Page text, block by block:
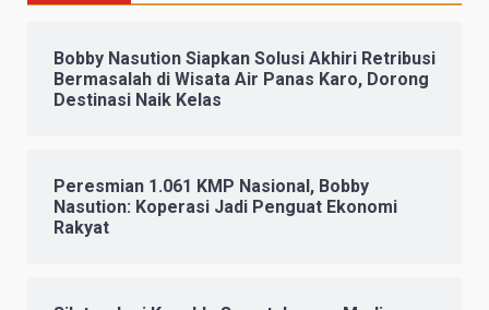
Bobby Nasution Siapkan Solusi Akhiri Retribusi
Bermasalah di Wisata Air Panas Karo, Dorong
Destinasi Naik Kelas
Peresmian 1.061 KMP Nasional, Bobby
Nasution: Koperasi Jadi Penguat Ekonomi
Rakyat